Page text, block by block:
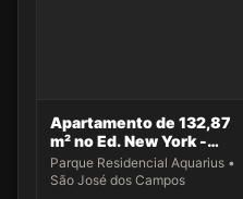
Apartamento de 132,87
m² no Ed. New York -
Apto 14
Parque Residencial Aquarius •
São José dos Campos